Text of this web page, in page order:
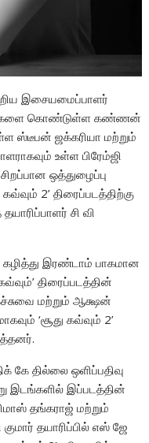
இசையமைப்பாளர்
கொண்டுள்ள கண்ணன்
ஸ்டீபன் ஜக்கரியா மற்றும்
உள்ள பிரேம்ஜி
ஒத்துழைப்பு
2’ திரைப்படத்திற்கு
சி வி
கழித்து இரண்டாம் பாகமான
திரைப்படத்தின்
மற்றும் ஆக்ஷன்
‘சூது கவ்வும் 2’
கே தில்லை ஒளிப்பதிவு
இடங்களில் இப்படத்தின்
தங்கராஜ் மற்றும்
தயாரிப்பில் எஸ் ஜே